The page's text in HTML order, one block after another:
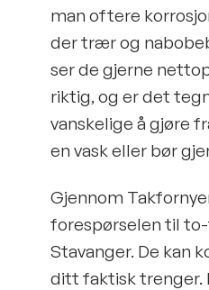
man oftere
der trær og
ser de gjerne
riktig, og er det
vanskelige å gjøre
en vask eller bør
Gjennom
forespørselen til
Stavanger. De kan
ditt faktisk trenger.